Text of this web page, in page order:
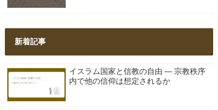
新着記事
イスラム国家と信教の自由 ― 宗教秩序
内で他の信仰は想定されるか